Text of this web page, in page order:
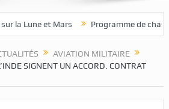
Lune et Mars Programme de chasseur
AVIATION MILITAIRE
SIGNENT UN ACCORD. CONTRAT